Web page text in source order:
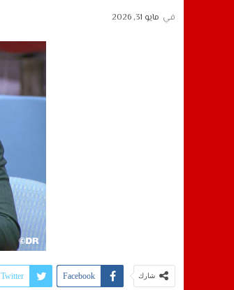
في مايو 31, 2026
شارك Facebook
Twitter